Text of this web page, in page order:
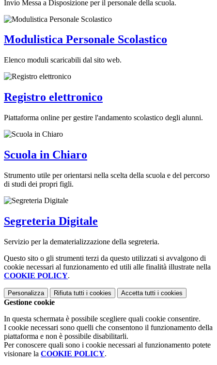
Invio Messa a Disposizione per il personale della scuola.
Modulistica Personale Scolastico
Elenco moduli scaricabili dal sito web.
Registro elettronico
Piattaforma online per gestire l'andamento scolastico degli alunni.
Scuola in Chiaro
Strumento utile per orientarsi nella scelta della scuola e del percorso
di studi dei propri figli.
Segreteria Digitale
Servizio per la dematerializzazione della segreteria.
Questo sito o gli strumenti terzi da questo utilizzati si avvalgono di
cookie necessari al funzionamento ed utili alle finalità illustrate nella
COOKIE POLICY.
Personalizza Rifiuta tutti i cookies Accetta tutti i cookies
Gestione cookie
In questa schermata è possibile scegliere quali cookie consentire.
I cookie necessari sono quelli che consentono il funzionamento della
piattaforma e non è possibile disabilitarli.
Per conoscere quali sono i cookie necessari al funzionamento potete
visionare la COOKIE POLICY.